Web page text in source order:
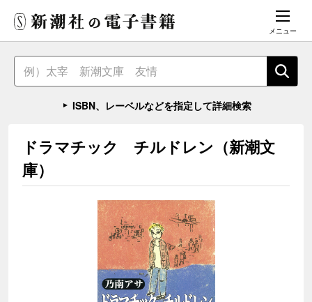
メニュー
ISBN、レーベルなどを指定して詳細検索
ドラマチック チルドレン（新潮文
庫）